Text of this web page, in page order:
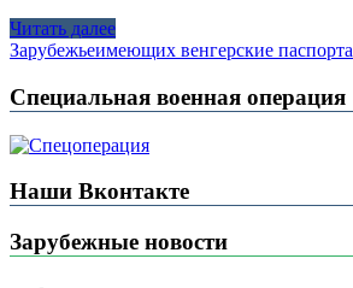
Читать далее
Зарубежьеимеющих венгерские паспорта
Специальная военная операция
Наши Вконтакте
Зарубежные новости